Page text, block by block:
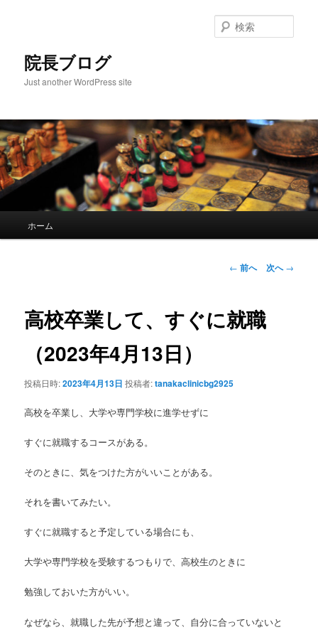
院長ブログ
Just another WordPress site
索
メ
コ
ン
テ
ン
ツ
へ
移
動
ホーム
投
ビ
ゲ
ン
← 前へ 次へ→
高校卒業して、すぐに就職
（2023年4月13日）
投稿日時:2023年4月13日 投稿者:tanakaclinicbg2925
高校を卒業し、大学や専門学校に進学せずに
すぐに就職するコースがある。
そのときに、気をつけた方がいいことがある。
それを書いてみたい。
すぐに就職すると予定している場合にも、
大学や専門学校を受験するつもりで、高校生のときに
勉強しておいた方がいい。
なぜなら、就職した先が予想と違って、自分に合っていないと